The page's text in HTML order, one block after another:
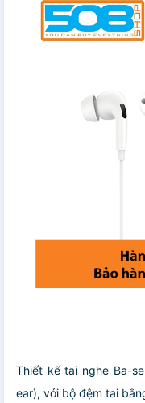
Thiết kế tai nghe Ba-
ear), với bộ đệm tai